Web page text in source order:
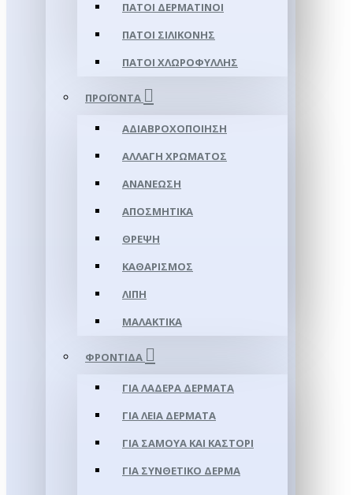
ΠΆΤΟΙ ΔΕΡΜΆΤΙΝΟΙ
ΠΆΤΟΙ ΣΙΛΙΚΌΝΗΣ
ΠΆΤΟΙ ΧΛΩΡΟΦΎΛΛΗΣ
ΠΡΟΪΌΝΤΑ
ΑΔΙΑΒΡΟΧΟΠΟΊΗΣΗ
ΑΛΛΑΓΉ ΧΡΏΜΑΤΟΣ
ΑΝΑΝΈΩΣΗ
ΑΠΟΣΜΗΤΙΚΆ
ΘΡΈΨΗ
ΚΑΘΑΡΙΣΜΌΣ
ΛΊΠΗ
ΜΑΛΑΚΤΙΚΆ
ΦΡΟΝΤΊΔΑ
ΓΙΑ ΛΑΔΕΡΆ ΔΈΡΜΑΤΑ
ΓΙΑ ΛΕΊΑ ΔΈΡΜΑΤΑ
ΓΙΑ ΣΑΜΟΥΑ ΚΑΙ ΚΑΣΤΌΡΙ
ΓΙΑ ΣΥΝΘΕΤΙΚΌ ΔΈΡΜΑ